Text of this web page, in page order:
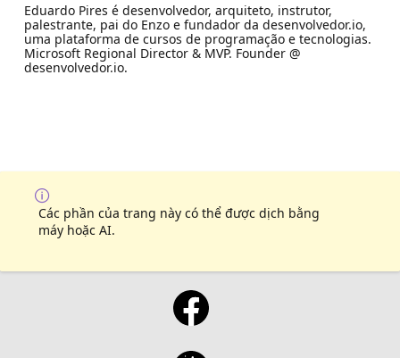
Eduardo Pires é desenvolvedor, arquiteto, instrutor,
palestrante, pai do Enzo e fundador da desenvolvedor.io,
uma plataforma de cursos de programação e tecnologias.
Microsoft Regional Director & MVP. Founder @
desenvolvedor.io.
Các phần của trang này có thể được dịch bằng
máy hoặc AI.